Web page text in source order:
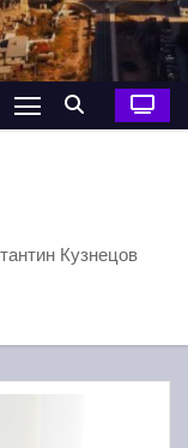
Кузнецов